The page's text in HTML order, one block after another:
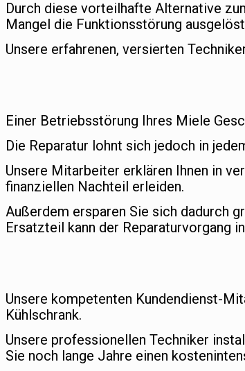
Durch diese vorteilhafte Alternative
Mangel die Funktionsstörung
Unsere erfahrenen, versierten
Einer Betriebsstörung Ihres Miele
Die Reparatur lohnt sich jedoch in
Unsere Mitarbeiter erklären Ihnen in
finanziellen Nachteil erleiden.
Außerdem ersparen Sie sich dadurch
Ersatzteil kann der Reparaturvorgang
Unsere kompetenten Kundendienst-
Kühlschrank.
Unsere professionellen Techniker
Sie noch lange Jahre einen